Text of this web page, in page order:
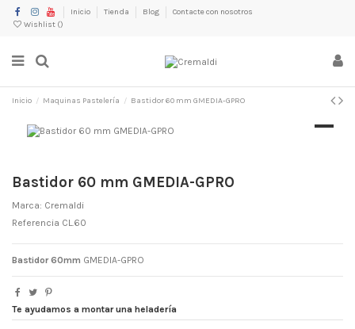
Inicio Tienda Blog
Contacte con nosotros
Wishlist ()
Inicio Maquinas Pastelería Bastidor 60 mm GMEDIA-GPRO
Bastidor 60 mm GMEDIA-GPRO
Marca: Cremaldi
Referencia CL.60
Bastidor 60mm GMEDIA-GPRO
Te ayudamos a montar una heladería